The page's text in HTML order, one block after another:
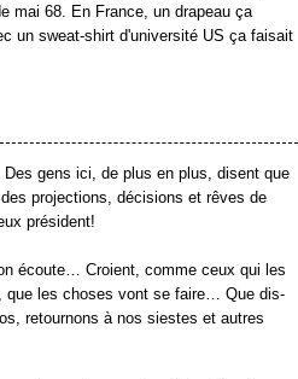
mai 68. En France, un drapeau ça
un sweat-shirt d'université US ça faisait
gens ici, de plus en plus, disent que
projections, décisions et rêves de
président!
écoute… Croient, comme ceux qui les
que les choses vont se faire… Que dis-
retournons à nos siestes et autres